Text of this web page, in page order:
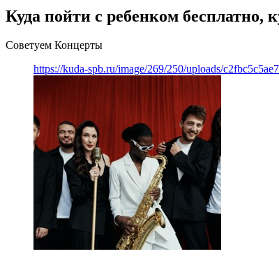
Куда пойти с ребенком бесплатно,
Советуем Концерты
https://kuda-spb.ru/image/269/250/uploads/